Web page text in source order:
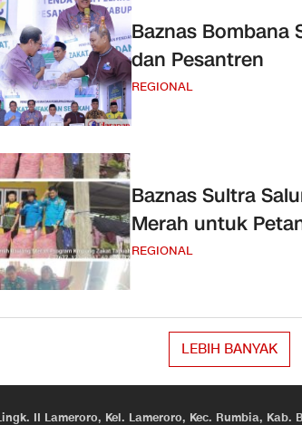
Baznas Bombana
dan Pesantren
REGIONAL
Baznas Sultra
Merah untuk
REGIONAL
LEBIH BANYAK
II Lameroro, Kel. Lameroro, Kec. Rumbia, Kab.